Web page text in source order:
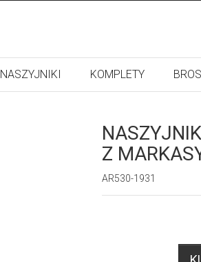
NASZYJNIKI KOMPLETY
Z
AR530-1931